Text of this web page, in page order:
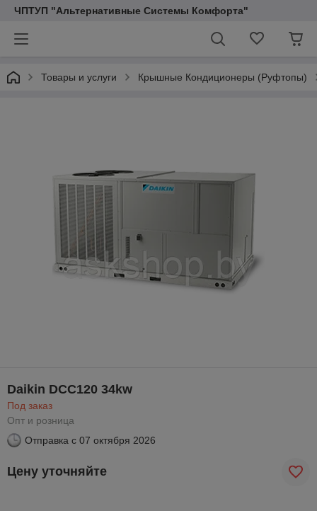
ЧПТУП "Альтернативные Системы Комфорта"
Товары и услуги Крышные Кондиционеры (Pуфтопы)
Daikin DCC120 34kw
Под заказ
Опт и розница
Отправка с 07 октября 2026
Цену уточняйте